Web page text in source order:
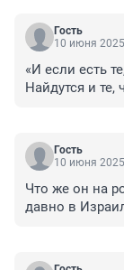
Гость
10 июня
«И если есть
Найдутся и те,
Гость
10 июня
Что же он на
давно в